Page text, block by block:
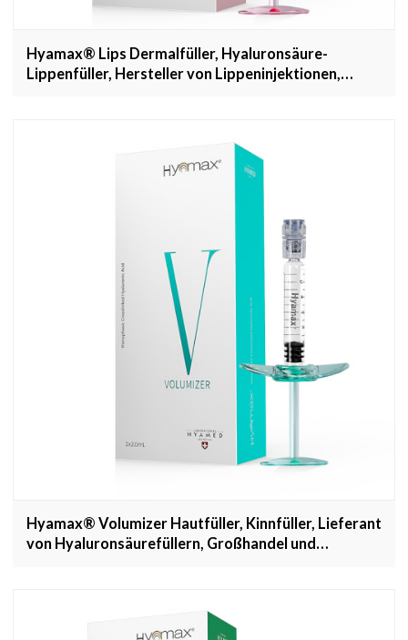
Hyamax® Lips Dermalfüller, Hyaluronsäure-
Lippenfüller, Hersteller von Lippeninjektionen,
Hyamax® Volumizer Hautfüller, Kinnfüller, Lieferant
von Hyaluronsäurefüllern, Großhandel und